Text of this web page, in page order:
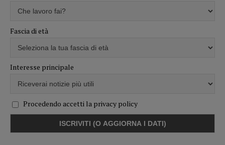
Fascia di età
Interesse principale
Procedendo accetti la privacy policy